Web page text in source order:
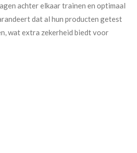
achter elkaar trainen en optimaal
dat al hun producten getest
wat extra zekerheid biedt voor